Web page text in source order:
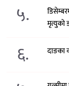
५.
मृत्युको
६. दाङका